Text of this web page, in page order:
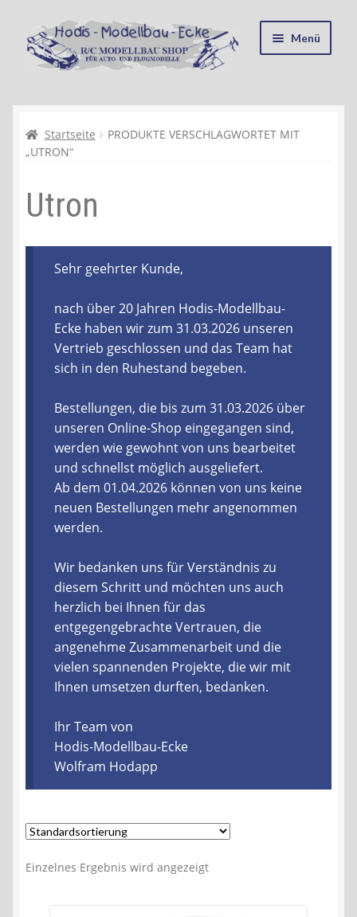
Zur
Navigation
springen
Zum
Inhalt
springen
Menü
Kasse
Recycling, Entsorgung und Umwelt
Shop
Warenkorb
Ablauf einer Bestellung
Zahlungsarten
Lieferzeit & Verfügbarkeit
Gutschein
Batterien- und Akku Verordnung
Elektro- und Elektronikgeräte Verordnung
Öle- und Schmierstoff Verordnung
Vereine & Foren
Kontakt
Startseite
PRODUKTE VERSCHLAGWORTET MIT
„UTRON“
Utron
Sehr geehrter Kunde,
nach über 20 Jahren Hodis-Modellbau-
Ecke haben wir zum 31.03.2026 unseren
Vertrieb geschlossen und das Team hat
sich in den Ruhestand begeben.
Bestellungen, die bis zum 31.03.2026 über
unseren Online-Shop eingegangen sind,
werden wie gewohnt von uns bearbeitet
und schnellst möglich ausgeliefert.
Ab dem 01.04.2026 können von uns keine
neuen Bestellungen mehr angenommen
werden.
Wir bedanken uns für Verständnis zu
diesem Schritt und möchten uns auch
herzlich bei Ihnen für das
entgegengebrachte Vertrauen, die
angenehme Zusammenarbeit und die
vielen spannenden Projekte, die wir mit
Ihnen umsetzen durften, bedanken.
Ihr Team von
Hodis-Modellbau-Ecke
Wolfram Hodapp
Einzelnes Ergebnis wird angezeigt